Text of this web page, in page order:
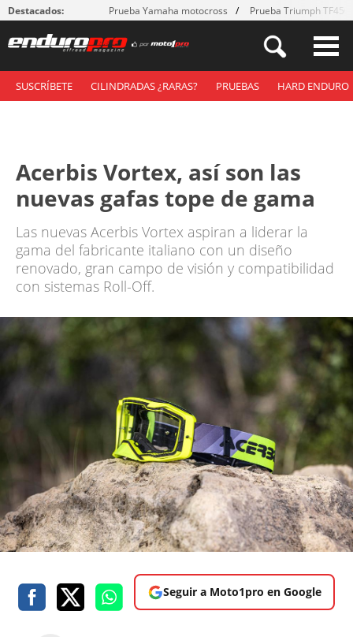
Destacados: Prueba Yamaha motocross Prueba Triumph
SUSCRÍBETE CILINDRADAS ¿RARAS? PRUEBAS HARD ENDURO
Acerbis Vortex, así son las
nuevas gafas tope de gama
Las nuevas Acerbis Vortex aspiran a liderar la
gama del fabricante italiano con un diseño
renovado, gran campo de visión y compatibilidad
con sistemas Roll-Off.
Seguir a Moto1pro en Google